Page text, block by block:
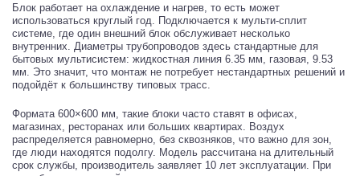
Блок работает на охлаждение и нагрев, то есть может
использоваться круглый год. Подключается к мульти-сплит
системе, где один внешний блок обслуживает несколько
внутренних. Диаметры трубопроводов здесь стандартные для
бытовых мультисистем: жидкостная линия 6.35 мм, газовая, 9.53
мм. Это значит, что монтаж не потребует нестандартных решений и
подойдёт к большинству типовых трасс.
Формата 600×600 мм, такие блоки часто ставят в офисах,
магазинах, ресторанах или больших квартирах. Воздух
распределяется равномерно, без сквозняков, что важно для зон,
где люди находятся подолгу. Модель рассчитана на длительный
срок службы, производитель заявляет 10 лет эксплуатации. При